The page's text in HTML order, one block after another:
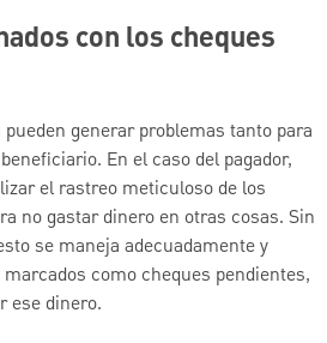
con los cheques
generar problemas tanto para
En el caso del pagador,
el rastreo meticuloso de los
no gastar dinero en otras cosas. Sin
se maneja adecuadamente y
como cheques pendientes,
ese dinero.